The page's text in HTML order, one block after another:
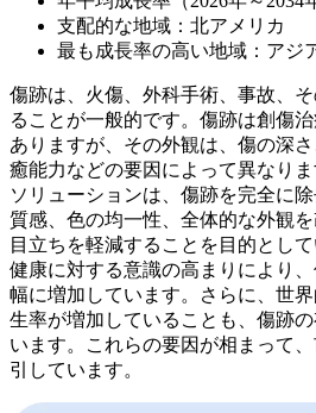
支配的な地域：北アメリカ
最も成長率の高い地域：アジ
傷跡は、火傷、外科手術、事故、
ることが一般的です。傷跡は創傷
ありますが、その外観は、傷の深
癒能力などの要因によって異なり
ソリューションは、傷跡を完全に
質感、色の均一性、全体的な外観
目立ちを軽減することを目的とし
健康に対する意識の高まりにより
幅に増加しています。さらに、世
生率が増加していることも、傷跡
います。これらの要因が相まって
引しています。